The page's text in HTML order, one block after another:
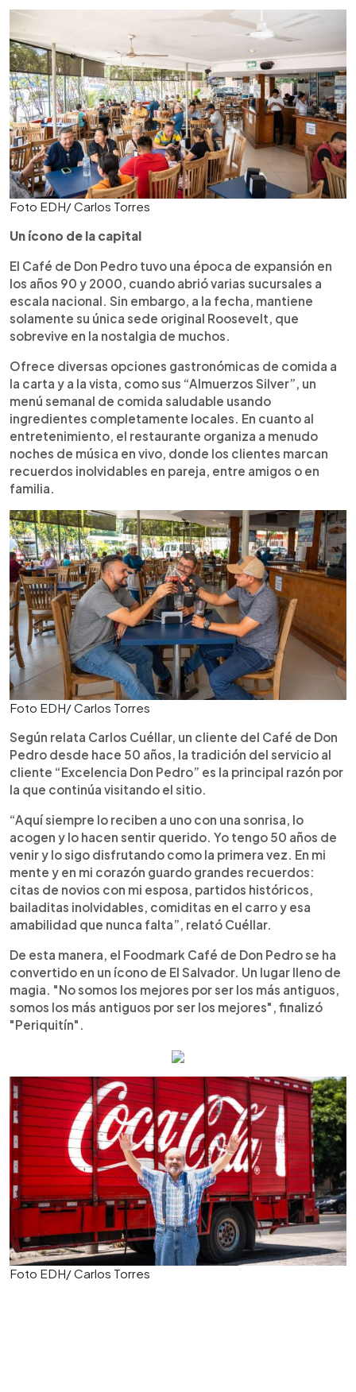
Foto EDH/ Carlos Torres
Un ícono de la capital
El Café de Don Pedro tuvo una época de expansión en
los años 90 y 2000, cuando abrió varias sucursales a
escala nacional. Sin embargo, a la fecha, mantiene
solamente su única sede original Roosevelt, que
sobrevive en la nostalgia de muchos.
Ofrece diversas opciones gastronómicas de comida a
la carta y a la vista, como sus “Almuerzos Silver”, un
menú semanal de comida saludable usando
ingredientes completamente locales. En cuanto al
entretenimiento, el restaurante organiza a menudo
noches de música en vivo, donde los clientes marcan
recuerdos inolvidables en pareja, entre amigos o en
familia.
Foto EDH/ Carlos Torres
Según relata Carlos Cuéllar, un cliente del Café de Don
Pedro desde hace 50 años, la tradición del servicio al
cliente “Excelencia Don Pedro” es la principal razón por
la que continúa visitando el sitio.
“Aquí siempre lo reciben a uno con una sonrisa, lo
acogen y lo hacen sentir querido. Yo tengo 50 años de
venir y lo sigo disfrutando como la primera vez. En mi
mente y en mi corazón guardo grandes recuerdos:
citas de novios con mi esposa, partidos históricos,
bailaditas inolvidables, comiditas en el carro y esa
amabilidad que nunca falta”, relató Cuéllar.
De esta manera, el Foodmark Café de Don Pedro se ha
convertido en un ícono de El Salvador. Un lugar lleno de
magia. "No somos los mejores por ser los más antiguos,
somos los más antiguos por ser los mejores", finalizó
"Periquitín".
Foto EDH/ Carlos Torres